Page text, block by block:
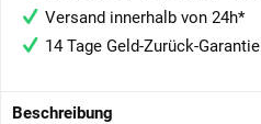
Versand innerhalb von 24h*
14 Tage Geld-Zurück-Garantie
Beschreibung